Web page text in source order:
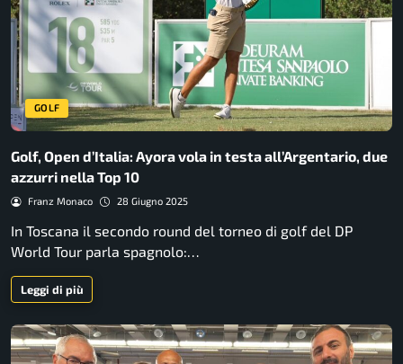
GOLF
Golf, Open d’Italia: Ayora vola in testa all’Argentario, due
azzurri nella Top 10
Franz Monaco 28 Giugno 2025
In Toscana il secondo round del torneo di golf del DP
World Tour parla spagnolo:…
Leggi di più